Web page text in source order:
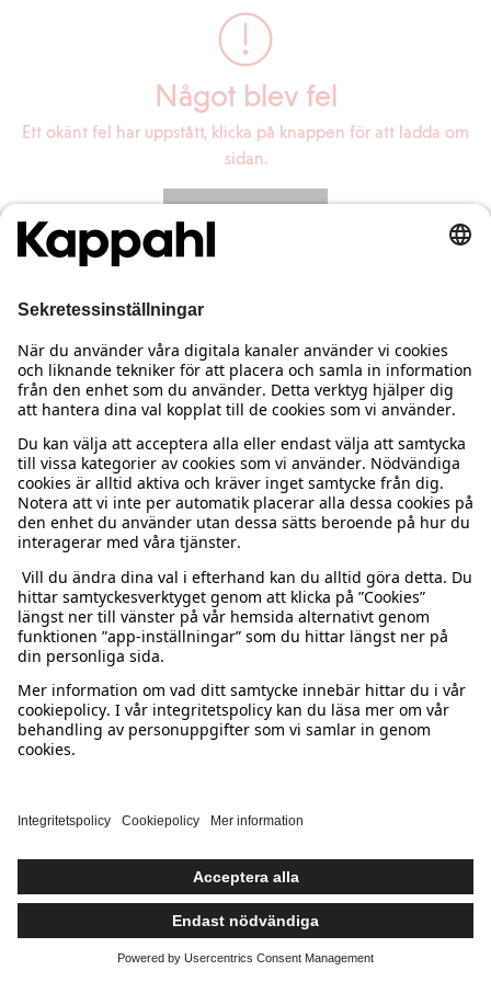
Något blev fel
Ett okänt fel har uppstått, klicka på knappen för att ladda om
sidan.